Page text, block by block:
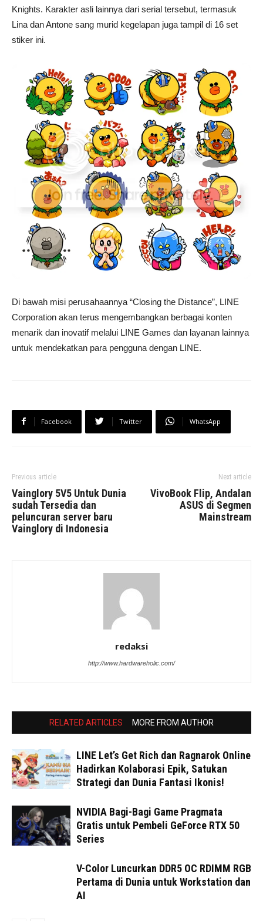
Knights. Karakter asli lainnya dari serial tersebut, termasuk
Lina dan Antone sang murid kegelapan juga tampil di 16 set
stiker ini.
Di bawah misi perusahaannya “Closing the Distance”, LINE
Corporation akan terus mengembangkan berbagai konten
menarik dan inovatif melalui LINE Games dan layanan lainnya
untuk mendekatkan para pengguna dengan LINE.
Facebook Twitter WhatsApp
Previous article
Vainglory 5V5 Untuk Dunia
sudah Tersedia dan
peluncuran server baru
Vainglory di Indonesia
Next article
VivoBook Flip, Andalan
ASUS di Segmen
Mainstream
redaksi
http://www.hardwareholic.com/
RELATED ARTICLES MORE FROM AUTHOR
LINE Let’s Get Rich dan Ragnarok Online
Hadirkan Kolaborasi Epik, Satukan
Strategi dan Dunia Fantasi Ikonis!
NVIDIA Bagi-Bagi Game Pragmata
Gratis untuk Pembeli GeForce RTX 50
Series
V-Color Luncurkan DDR5 OC RDIMM RGB
Pertama di Dunia untuk Workstation dan
AI